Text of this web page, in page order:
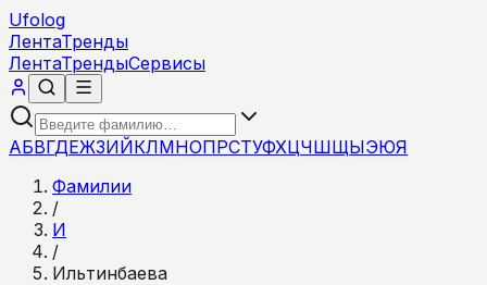
Ufolog
ЛентаТренды
ЛентаТрендыСервисы
АБВГДЕЖЗИЙКЛМНОПРСТУФХЦЧШЩЫЭЮЯ
Фамилии
/
И
/
Ильтинбаева